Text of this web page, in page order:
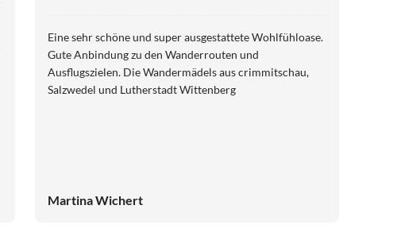
Eine sehr schöne und super ausgestattete Wohlfühloase.
Gute Anbindung zu den Wanderrouten und
Ausflugszielen. Die Wandermädels aus crimmitschau,
Salzwedel und Lutherstadt Wittenberg
Martina Wichert